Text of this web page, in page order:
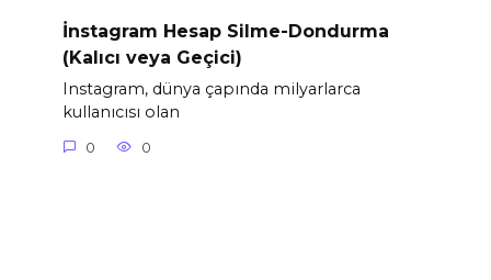
İnstagram Hesap Silme-Dondurma
(Kalıcı veya Geçici)
Instagram, dünya çapında milyarlarca
kullanıcısı olan
0 0